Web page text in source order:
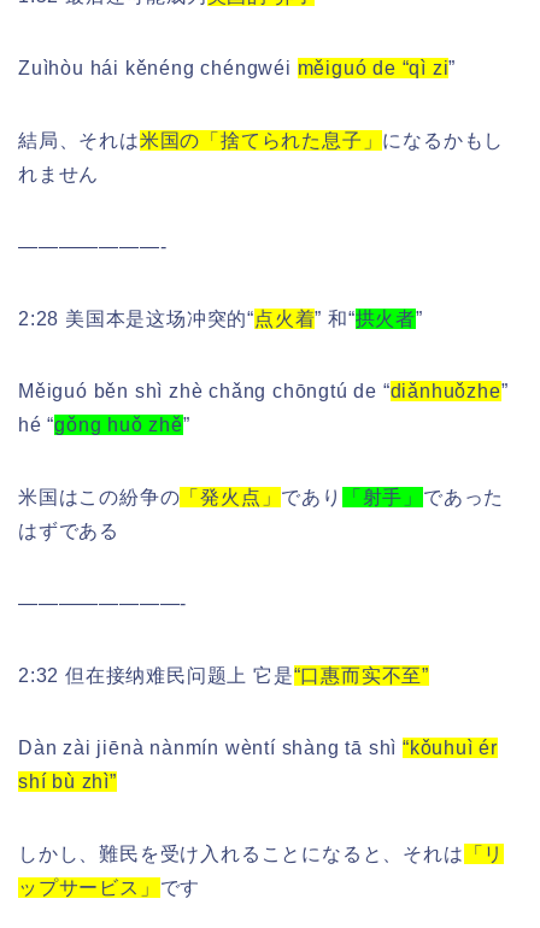
Zuìhòu hái kěnéng chéngwéi měiguó de “qì zi”
結局、それは米国の「捨てられた息子」 になるかもし
れません
———————-
2:28 美国本是这场冲突的“点火着” 和“拱火者”
Měiguó běn shì zhè chǎng chōngtú de “diǎnhuǒzhe”
hé “gǒng huǒ zhě”
米国はこの紛争の 「発火点」 であり 「射手」 であった
はずである
————————-
2:32 但在接纳难民问题上 它是“口惠而实不至”
Dàn zài jiēnà nànmín wèntí shàng tā shì “kǒuhuì ér
shí bù zhì”
しかし、難民を受け入れることになると、それは 「リ
ップサービス」 です